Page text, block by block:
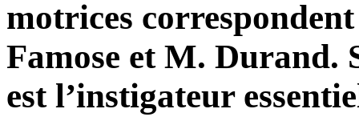
motrices
Famose et M. Durand.
est l’instigateur